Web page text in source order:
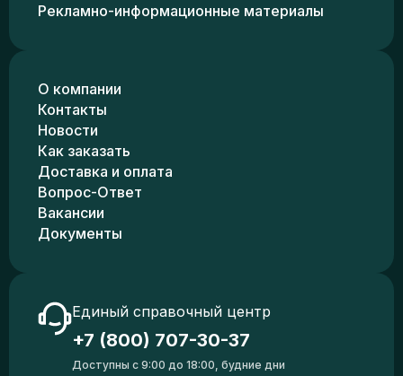
Рекламно-информационные материалы
О компании
Контакты
Новости
Как заказать
Доставка и оплата
Вопрос-Ответ
Вакансии
Документы
Единый справочный центр
+7 (800) 707-30-37
Доступны с 9:00 до 18:00, будние дни